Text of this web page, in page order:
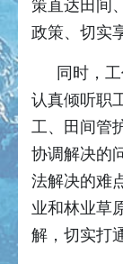
策直达田间
政策、切实
同时，
认真倾听职
工、田间管
协调解决的
法解决的难
业和林业草
解，切实打